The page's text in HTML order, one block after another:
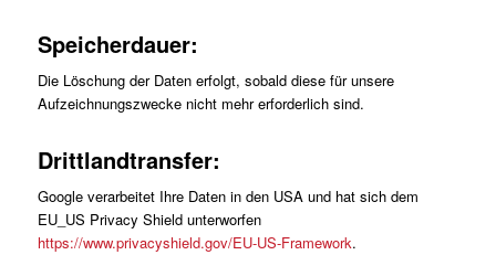
Speicherdauer:
Die Löschung der Daten erfolgt, sobald diese für unsere
Aufzeichnungszwecke nicht mehr erforderlich sind.
Drittlandtransfer:
Google verarbeitet Ihre Daten in den USA und hat sich dem
EU_US Privacy Shield unterworfen
https://www.privacyshield.gov/EU-US-Framework.